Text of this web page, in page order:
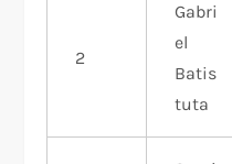
2
Gabri
el
Batis
tuta